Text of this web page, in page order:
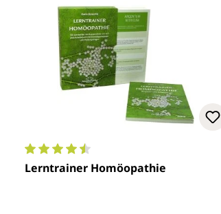
Durchschnittliche Bewertung von 4.6
Lerntrainer Homöopathie